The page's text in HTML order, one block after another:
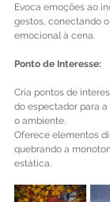
Evoca emoções ao
gestos, conectando
emocional à cena.
Ponto de Interesse:
Cria pontos de
do espectador para
o ambiente.
Oferece elementos
quebrando a
estática.